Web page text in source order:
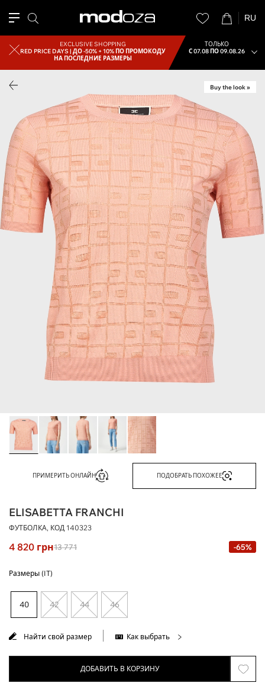
RU
EXCLUSIVE SHOPPING
RED PRICE DAYS |ДО -50% + 10% ПО ПРОМОКОДУ
НА ПОСЛЕДНИЕ РАЗМЕРЫ
ТОЛЬКО
С 07.08 ПО 09.08.26
Buy the look »
ПРИМЕРИТЬ ОНЛАЙН ПОДОБРАТЬ ПОХОЖЕЕ
ELISABETTA FRANCHI
ФУТБОЛКА, КОД 140323
4 820 грн13 771 -65%
Размеры (IT)
40 42 44 46
Найти свой размер Как выбрать
ДОБАВИТЬ В КОРЗИНУ